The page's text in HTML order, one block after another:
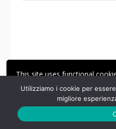
This site uses functional
improve your experience.
LE MIE IMPOSTAZIONI
Utilizziamo i cookie per
migliore